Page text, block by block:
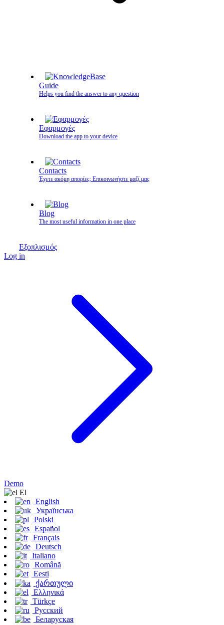
Guide
Helps you find the answer to any question
Εφαρμογές
Download the app to your device
Contacts
Έχετε ακόμη απορίες; Επικοινωνήστε μαζί μας
Blog
The most useful information in one place
Εξοπλισμός
Log in
Demo
Εl
English
Українська
Polski
Español
Français
Deutsch
Italiano
Română
Eesti
ქართული
Ελληνικά
Türkçe
Русский
Беларуская